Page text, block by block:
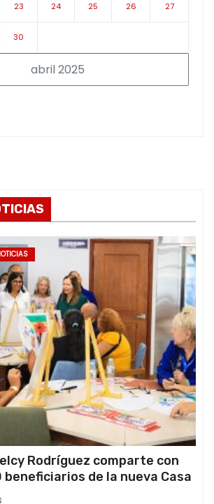
abril 2025
23 24 25 26 27
30
Rodríguez comparte con
de la nueva Casa
“La Primavera” en Caracas